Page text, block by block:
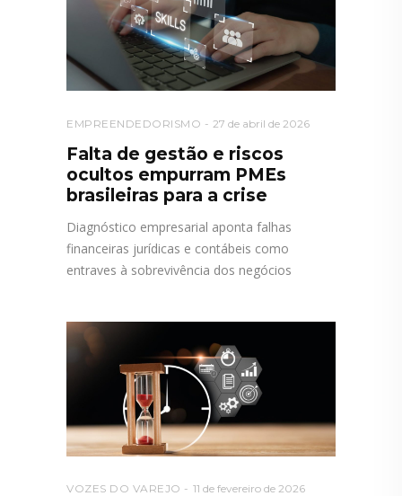
EMPREENDEDORISMO 27 de abril de 2026
Falta de gestão e riscos
ocultos empurram PMEs
brasileiras para a crise
Diagnóstico empresarial aponta falhas
financeiras jurídicas e contábeis como
entraves à sobrevivência dos negócios
VOZES DO VAREJO 11 de fevereiro de 2026